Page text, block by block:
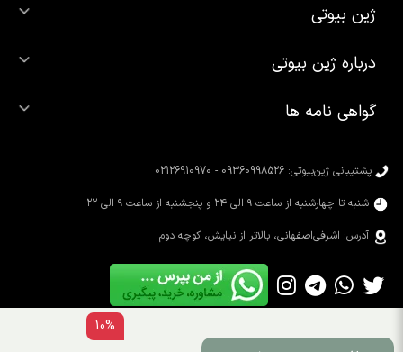
10%
ژین بیوتی
خرید شوینده صورت
خرید رژ لب
درباره ژین بیوتی
تماس با ما
محصولات سیمپل
گواهی نامه ها
پشتیبانی ژین‌بیوتی: 09360998526 - 02126910970
شنبه تا چهارشنبه از ساعت ۹ الی ۲۴ و پنجشنبه از ساعت ۹ الی ۲۲
آدرس: اشرفی‌اصفهانی، بالاتر از نیایش، کوچه دوم